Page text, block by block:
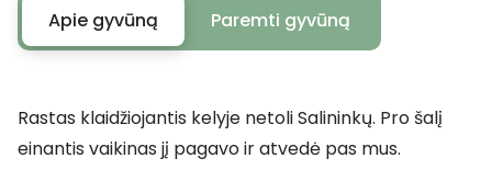
Apie gyvūną Paremti gyvūną
Rastas klaidžiojantis kelyje netoli Salininkų. Pro šalį
einantis vaikinas jį pagavo ir atvedė pas mus.